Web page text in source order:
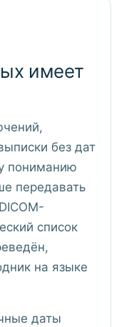
имеет
без дат
пониманию
передавать
список
на языке
даты